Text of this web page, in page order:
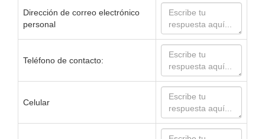
Dirección de correo electrónico
personal
Teléfono de contacto:
Celular